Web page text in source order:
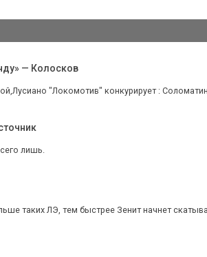
— Колосков
"Локомотив" конкурирует :
лишь.
таких ЛЭ, тем быстрее Зенит начнет